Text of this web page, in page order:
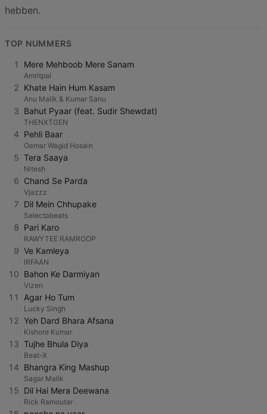
hebben.
TOP NUMMERS
1 Mere Mehboob Mere Sanam
Amritpal
2 Khate Hain Hum Kasam
Anu Malik & Kumar Sanu
3 Bahut Pyaar (feat. Sudir Shewdat)
THENXTGEN
4 Pehli Baar
Oemar Wagid Hosain
5 Tera Saaya
Nitesh
6 Chand Se Parda
Vjazzz
7 Dil Mein Chhupake
Selectabeats
8 Pari Karo
RAWYTEE RAMROOP
9 Ve Kamleya
IRFAAN
10 Bahon Ke Darmiyan
Vizen
11 Agar Ho Tum
Lucky Singh
12 Yeh Dard Bhara Afsana
Kishore Kumar
13 Tujhe Bhula Diya
Beat-X
14 Bhangra King Mashup
Sagar Malik
15 Dil Hai Mera Deewana
Rick Ramoutar